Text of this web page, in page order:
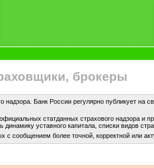
брокеры
Банк России регулярно публикует на
статданных страхового надзора и
уставного капитала, списки видов
с сообщением более точной, корректной или